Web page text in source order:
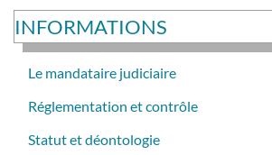
INFORMATIONS
Le mandataire judiciaire
Réglementation et contrôle
Statut et déontologie